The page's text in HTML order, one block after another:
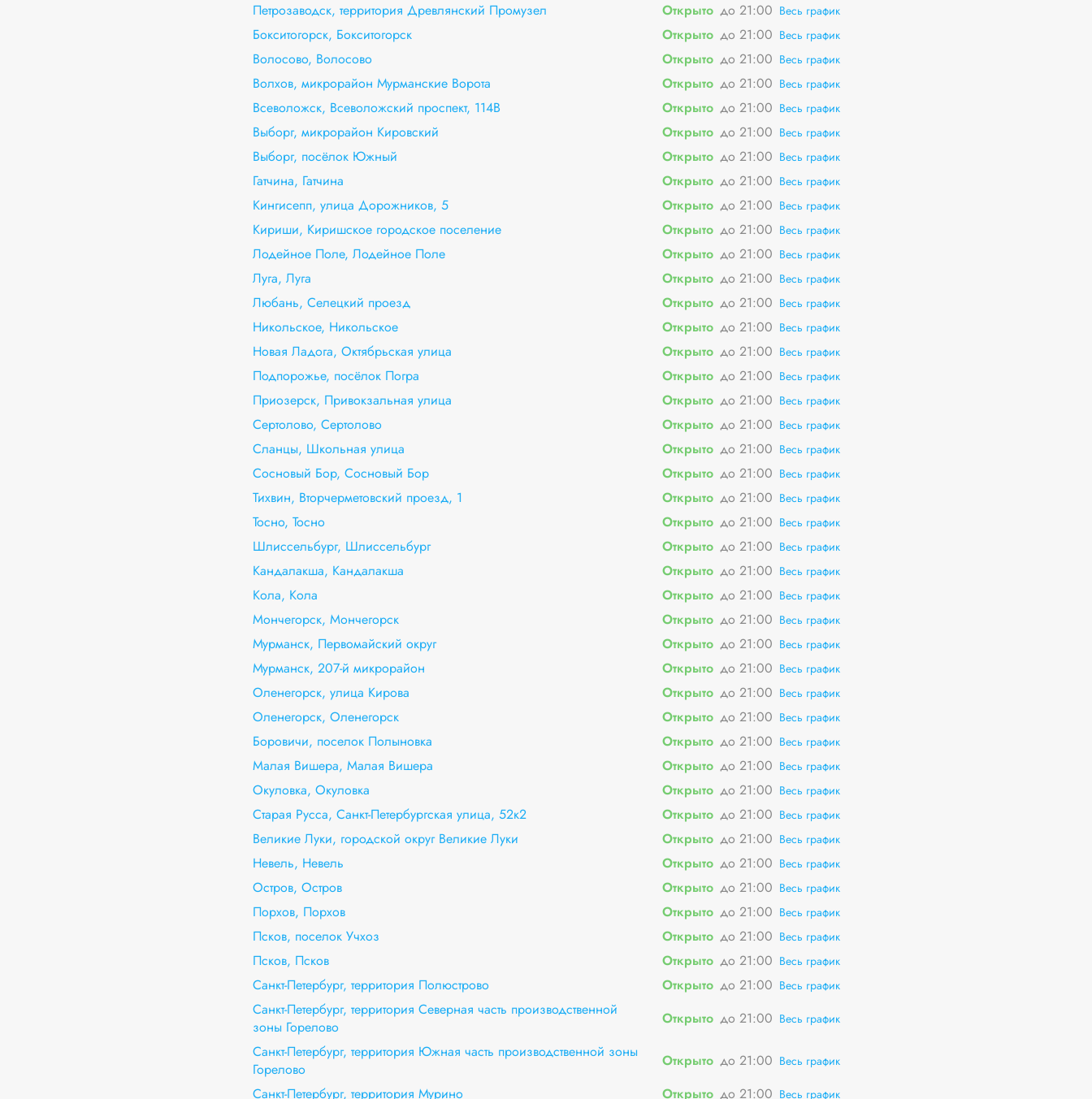
Петрозаводск, территория Древлянский Промузел Открыто до 21:00 Весь график
Бокситогорск, Бокситогорск Открыто до 21:00 Весь график
Волосово, Волосово Открыто до 21:00 Весь график
Волхов, микрорайон Мурманские Ворота Открыто до 21:00 Весь график
Всеволожск, Всеволожский проспект, 114В Открыто до 21:00 Весь график
Выборг, микрорайон Кировский Открыто до 21:00 Весь график
Выборг, посёлок Южный Открыто до 21:00 Весь график
Гатчина, Гатчина Открыто до 21:00 Весь график
Кингисепп, улица Дорожников, 5 Открыто до 21:00 Весь график
Кириши, Киришское городское поселение Открыто до 21:00 Весь график
Лодейное Поле, Лодейное Поле Открыто до 21:00 Весь график
Луга, Луга Открыто до 21:00 Весь график
Любань, Селецкий проезд Открыто до 21:00 Весь график
Никольское, Никольское Открыто до 21:00 Весь график
Новая Ладога, Октябрьская улица Открыто до 21:00 Весь график
Подпорожье, посёлок Погра Открыто до 21:00 Весь график
Приозерск, Привокзальная улица Открыто до 21:00 Весь график
Сертолово, Сертолово Открыто до 21:00 Весь график
Сланцы, Школьная улица Открыто до 21:00 Весь график
Сосновый Бор, Сосновый Бор Открыто до 21:00 Весь график
Тихвин, Вторчерметовский проезд, 1 Открыто до 21:00 Весь график
Тосно, Тосно Открыто до 21:00 Весь график
Шлиссельбург, Шлиссельбург Открыто до 21:00 Весь график
Кандалакша, Кандалакша Открыто до 21:00 Весь график
Кола, Кола Открыто до 21:00 Весь график
Мончегорск, Мончегорск Открыто до 21:00 Весь график
Мурманск, Первомайский округ Открыто до 21:00 Весь график
Мурманск, 207-й микрорайон Открыто до 21:00 Весь график
Оленегорск, улица Кирова Открыто до 21:00 Весь график
Оленегорск, Оленегорск Открыто до 21:00 Весь график
Боровичи, поселок Полыновка Открыто до 21:00 Весь график
Малая Вишера, Малая Вишера Открыто до 21:00 Весь график
Окуловка, Окуловка Открыто до 21:00 Весь график
Старая Русса, Санкт-Петербургская улица, 52к2 Открыто до 21:00 Весь график
Великие Луки, городской округ Великие Луки Открыто до 21:00 Весь график
Невель, Невель Открыто до 21:00 Весь график
Остров, Остров Открыто до 21:00 Весь график
Порхов, Порхов Открыто до 21:00 Весь график
Псков, поселок Учхоз Открыто до 21:00 Весь график
Псков, Псков Открыто до 21:00 Весь график
Санкт-Петербург, территория Полюстрово Открыто до 21:00 Весь график
Санкт-Петербург, территория Северная часть производственной
зоны Горелово
Открыто до 21:00 Весь график
Санкт-Петербург, территория Южная часть производственной зоны
Горелово
Открыто до 21:00 Весь график
Санкт-Петербург, территория Мурино Открыто до 21:00 Весь график